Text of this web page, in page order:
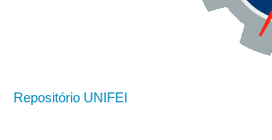
Repositório UNIFEI